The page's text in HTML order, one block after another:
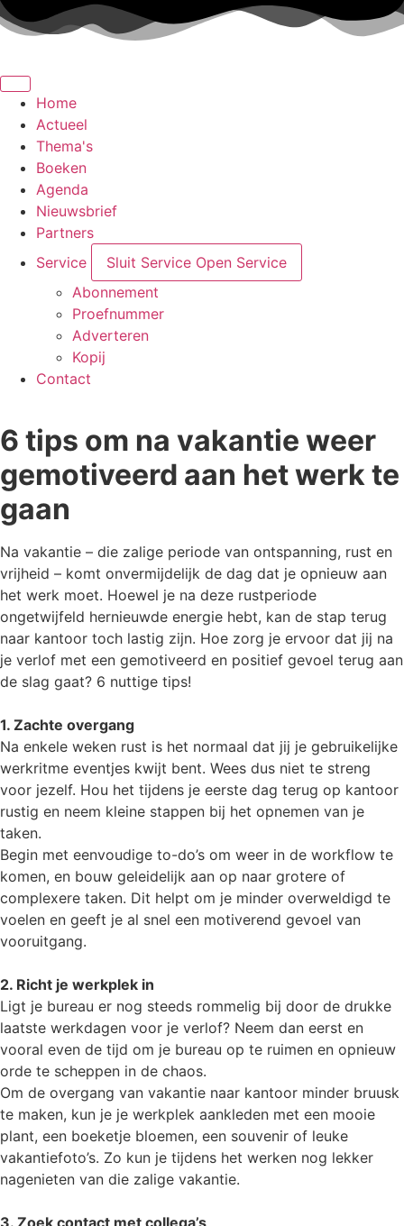
Ga
naar
inhoud
Home
Actueel
Thema's
Boeken
Agenda
Nieuwsbrief
Partners
Service
Sluit Service Open Service
Abonnement
Proefnummer
Adverteren
Kopij
Contact
6 tips om na vakantie weer
gemotiveerd aan het werk te
gaan
Na vakantie – die zalige periode van ontspanning, rust en
vrijheid – komt onvermijdelijk de dag dat je opnieuw aan
het werk moet. Hoewel je na deze rustperiode
ongetwijfeld hernieuwde energie hebt, kan de stap terug
naar kantoor toch lastig zijn. Hoe zorg je ervoor dat jij na
je verlof met een gemotiveerd en positief gevoel terug aan
de slag gaat? 6 nuttige tips!
1. Zachte overgang
Na enkele weken rust is het normaal dat jij je gebruikelijke
werkritme eventjes kwijt bent. Wees dus niet te streng
voor jezelf. Hou het tijdens je eerste dag terug op kantoor
rustig en neem kleine stappen bij het opnemen van je
taken.
Begin met eenvoudige to-do’s om weer in de workflow te
komen, en bouw geleidelijk aan op naar grotere of
complexere taken. Dit helpt om je minder overweldigd te
voelen en geeft je al snel een motiverend gevoel van
vooruitgang.
2. Richt je werkplek in
Ligt je bureau er nog steeds rommelig bij door de drukke
laatste werkdagen voor je verlof? Neem dan eerst en
vooral even de tijd om je bureau op te ruimen en opnieuw
orde te scheppen in de chaos.
Om de overgang van vakantie naar kantoor minder bruusk
te maken, kun je je werkplek aankleden met een mooie
plant, een boeketje bloemen, een souvenir of leuke
vakantiefoto’s. Zo kun je tijdens het werken nog lekker
nagenieten van die zalige vakantie.